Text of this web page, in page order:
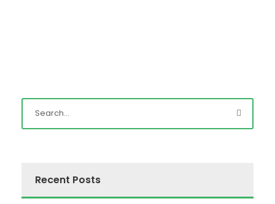
Recent Posts